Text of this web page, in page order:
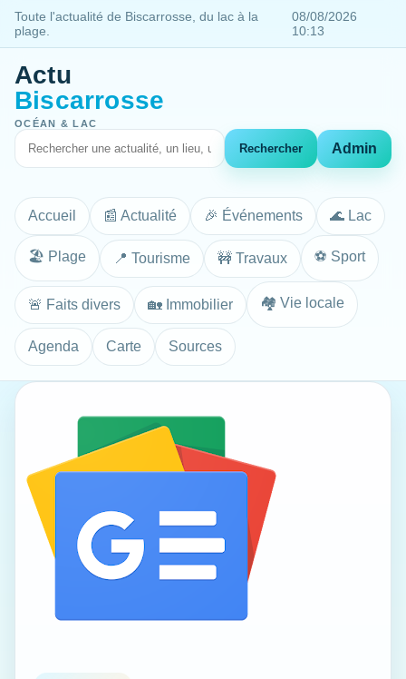
Toute l'actualité de Biscarrosse, du lac à la
plage.
08/08/2026
10:13
Actu
Biscarrosse
OCÉAN & LAC
Rechercher Admin
Accueil 📰 Actualité 🎉 Événements 🌊 Lac
🏖️ Plage 📍 Tourisme 🚧 Travaux ⚽ Sport
🚨 Faits divers 🏡 Immobilier 🏘️ Vie locale
Agenda Carte Sources